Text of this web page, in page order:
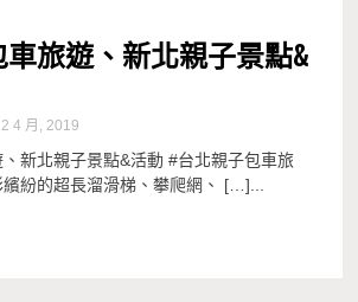
車旅遊、新北親子景點&
4 月, 2019
新北親子景點&活動 #台北親子包車旅
紛的超長溜滑梯、攀爬網、 […]...